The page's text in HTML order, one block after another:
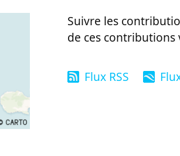
Suivre les
de ces
Flux RSS